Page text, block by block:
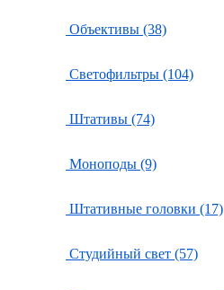
Объективы (38)
Светофильтры (104)
Штативы (74)
Моноподы (9)
Штативные головки (17)
Студийный свет (57)